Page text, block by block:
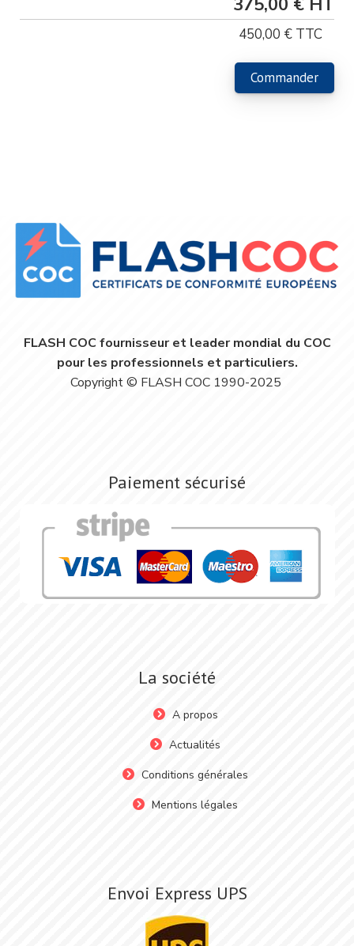
375,00 €
450,00 €
FLASH COC fournisseur et leader mondial du COC
pour les professionnels et particuliers.
Copyright © FLASH COC 1990-2025
Paiement sécurisé
La société
A propos
Actualités
Conditions générales
Mentions légales
Envoi Express UPS